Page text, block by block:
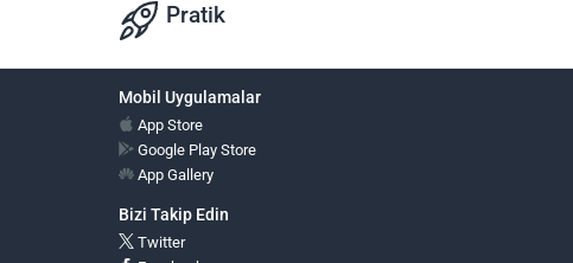
Pratik
Mobil Uygulamalar
App Store
Google Play Store
App Gallery
Bizi Takip Edin
Twitter